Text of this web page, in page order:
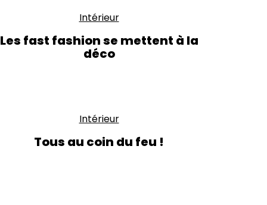
Intérieur
Les fast fashion se mettent à la
déco
Intérieur
Tous au coin du feu !